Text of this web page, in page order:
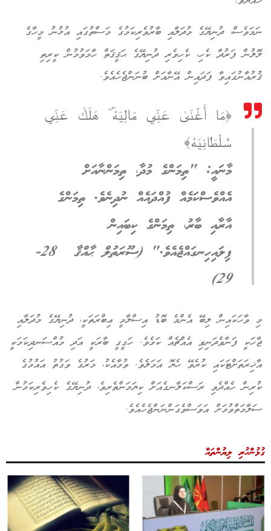
ނަމަވެސް، ދުނިޔޭގެ މުދަލާއި ބާރުވެރިކަމުގެ މަސްތުގައި އުޅުނު މީހާގެ
ލޮލުން ފަރުދާ ކެހި، ކެހިވެރި ދުނިޔޭގެ ޙަޤީޤަތް ހާމަވުމުން ކީރިތި
ޤުރުއާނުގައިވާ ފަދައިން އޭނާއަށް ބުނަންޖެހެއެވެ.
﴿مَا أَغْنَىٰ عَنِّي مَالِيَهْ ۜ هَلَكَ عَنِّي
سُلْطَانِيَهْ﴾
މާނައީ: "ތިމަންގެ މުދާ، ތިމަންނާއަށް
އެއްވެސްކަމެއް ފުއްދައެއް ނުދިނެވެ. ތިމަންގެ
އާރާއި ބާރު، ތިމަންގެ ކިބައިން
ފިލައިހިނގައްޖެއެވެ."(
ސޫރަތުލް ޙާއްޤާ 28-
29)
މި ވާހަކައިން ލިބޭ އެންމެ ބޮޑު އިސްލާމީ ޢިބްރަތަކީ، ދުނިޔޭގެ މުދަލާއި
ޖާހަކީ ފަނާވެދަނިވި އެއްޗެއް ކަމެވެ. ހަގީގީ ބާރަކީ އަދި މުއްސަނދިކަމަކީ
އާޚިރަތަށްޓަކައި ކުރެވޭ ހެޔޮ އަމަލެވެ. ވުމާއެކު، މަރުގެ ވަގުތު އައުމުގެ
ކުރިން ހެއްދެވި ރަސްކަލާނގެއަށް ކިޔަމަންތެރިވެ، ދުނިޔޭގެ ކެހިވެރިކަމުން
ސަލާމަތްވުމަށް އަވަސްވެގަންނަންޖެހެއެވެ.
ގުޅުންހުރި ލިޔުންތައް